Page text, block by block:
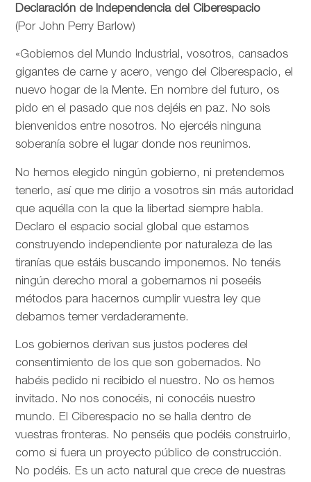
Declaración de Independencia del Ciberespacio
(Por John Perry Barlow)
«Gobiernos del Mundo Industrial, vosotros, cansados
gigantes de carne y acero, vengo del Ciberespacio, el
nuevo hogar de la Mente. En nombre del futuro, os
pido en el pasado que nos dejéis en paz. No sois
bienvenidos entre nosotros. No ejercéis ninguna
soberanía sobre el lugar donde nos reunimos.
No hemos elegido ningún gobierno, ni pretendemos
tenerlo, así que me dirijo a vosotros sin más autoridad
que aquélla con la que la libertad siempre habla.
Declaro el espacio social global que estamos
construyendo independiente por naturaleza de las
tiranías que estáis buscando imponernos. No tenéis
ningún derecho moral a gobernarnos ni poseéis
métodos para hacernos cumplir vuestra ley que
debamos temer verdaderamente.
Los gobiernos derivan sus justos poderes del
consentimiento de los que son gobernados. No
habéis pedido ni recibido el nuestro. No os hemos
invitado. No nos conocéis, ni conocéis nuestro
mundo. El Ciberespacio no se halla dentro de
vuestras fronteras. No penséis que podéis construirlo,
como si fuera un proyecto público de construcción.
No podéis. Es un acto natural que crece de nuestras